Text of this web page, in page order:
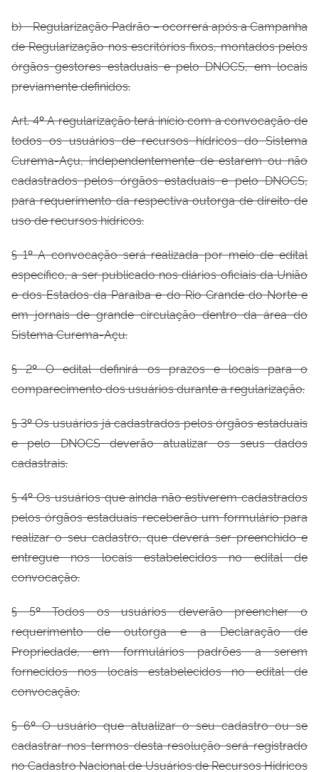
b)Regularização Padrão – ocorrerá após a Campanha
de Regularização nos escritórios fixos, montados pelos
órgãos gestores estaduais e pelo DNOCS, em locais
previamente definidos.
Art. 4ºA regularização terá início com a convocação de
todos os usuários de recursos hídricos do Sistema
Curema-Açu, independentemente de estarem ou não
cadastrados pelos órgãos estaduais e pelo DNOCS,
para requerimento da respectiva outorga de direito de
uso de recursos hídricos.
§ 1ºA convocação será realizada por meio de edital
específico, a ser publicado nos diários oficiais da União
e dos Estados da Paraíba e do Rio Grande do Norte e
em jornais de grande circulação dentro da área do
Sistema Curema-Açu.
§ 2ºO edital definirá os prazos e locais para o
comparecimento dos usuários durante a regularização.
§ 3ºOs usuários já cadastrados pelos órgãos estaduais
e pelo DNOCS deverão atualizar os seus dados
cadastrais.
§ 4ºOs usuários que ainda não estiverem cadastrados
pelos órgãos estaduais receberão um formulário para
realizar o seu cadastro, que deverá ser preenchido e
entregue nos locais estabelecidos no edital de
convocação.
§ 5ºTodos os usuários deverão preencher o
requerimento de outorga e a Declaração de
Propriedade, em formulários padrões a serem
fornecidos nos locais estabelecidos no edital de
convocação.
§ 6ºO usuário que atualizar o seu cadastro ou se
cadastrar nos termos desta resolução será registrado
no Cadastro Nacional de Usuários de Recursos Hídricos